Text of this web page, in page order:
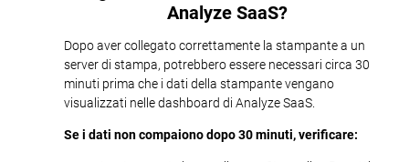
Analyze SaaS?
Dopo aver collegato correttamente la stampante a un
server di stampa, potrebbero essere necessari circa 30
minuti prima che i dati della stampante vengano
visualizzati nelle dashboard di Analyze SaaS.
Se i dati non compaiono dopo 30 minuti, verificare: